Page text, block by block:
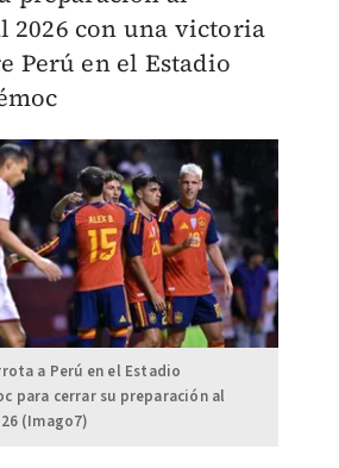
2026 con una victoria
Perú en el Estadio
a Perú en el Estadio
para cerrar su preparación al
(Imago7)